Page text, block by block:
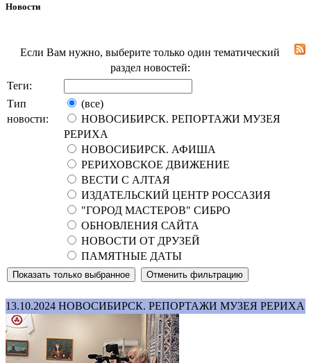
Новости
Если Вам нужно, выберите только один тематический
раздел новостей:
Теги:
Тип
новости:
(все)
НОВОСИБИРСК. РЕПОРТАЖИ МУЗЕЯ
РЕРИХА
НОВОСИБИРСК. АФИША
РЕРИХОВСКОЕ ДВИЖЕНИЕ
ВЕСТИ С АЛТАЯ
ИЗДАТЕЛЬСКИЙ ЦЕНТР РОССАЗИЯ
"ГОРОД МАСТЕРОВ" СИБРО
ОБНОВЛЕНИЯ САЙТА
НОВОСТИ ОТ ДРУЗЕЙ
ПАМЯТНЫЕ ДАТЫ
13.10.2024 НОВОСИБИРСК. РЕПОРТАЖИ МУЗЕЯ РЕРИХА